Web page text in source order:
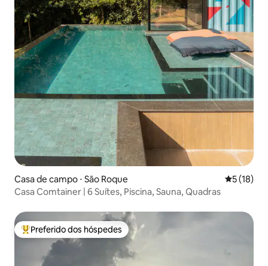
Casa de campo ⋅ São Roque 5 de uma
5 (18)
Casa Comtainer | 6 Suítes, Piscina, Sauna, Quadras
Entre os melhores preferidos dos hóspedes
Preferido dos hóspedes